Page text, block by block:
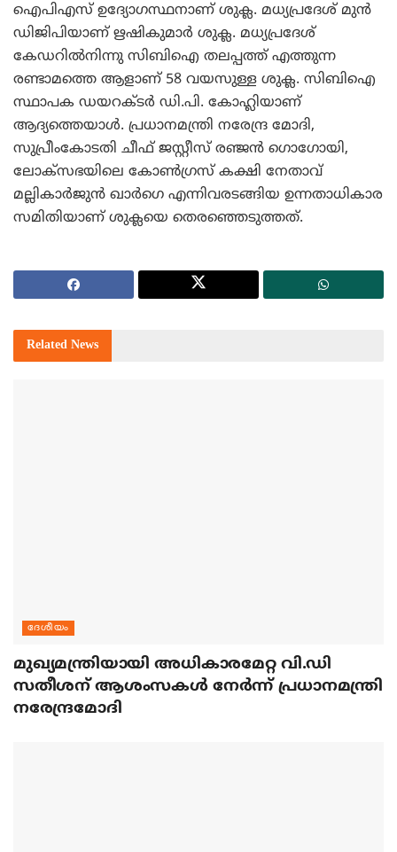
ഐപിഎസ് ഉദ്യോഗസ്ഥനാണ് ശുക്ല. മധ്യപ്രദേശ് മുന്‍
ഡിജിപിയാണ് ഋഷികുമാര്‍ ശുക്ല. മധ്യപ്രദേശ്
കേഡറില്‍നിന്നു സിബിഐ തലപ്പത്ത് എത്തുന്ന
രണ്ടാമത്തെ ആളാണ് 58 വയസുള്ള ശുക്ല. സിബിഐ
സ്ഥാപക ഡയറക്ടര്‍ ഡി.പി. കോഹ്ലിയാണ്
ആദ്യത്തെയാള്‍. പ്രധാനമന്ത്രി നരേന്ദ്ര മോദി,
സുപ്രീംകോടതി ചീഫ് ജസ്റ്റീസ് രഞ്ജന്‍ ഗൊഗോയി,
ലോക്‌സഭയിലെ കോണ്‍ഗ്രസ് കക്ഷി നേതാവ്
മല്ലികാര്‍ജുന്‍ ഖാര്‍ഗെ എന്നിവരടങ്ങിയ ഉന്നതാധികാര
സമിതിയാണ് ശുക്ലയെ തെരഞ്ഞെടുത്തത്.
Related News
ദേശീയം
മുഖ്യമന്ത്രിയായി അധികാരമേറ്റ വി.ഡി
സതീശന് ആശംസകള്‍ നേര്‍ന്ന് പ്രധാനമന്ത്രി
നരേന്ദ്രമോദി